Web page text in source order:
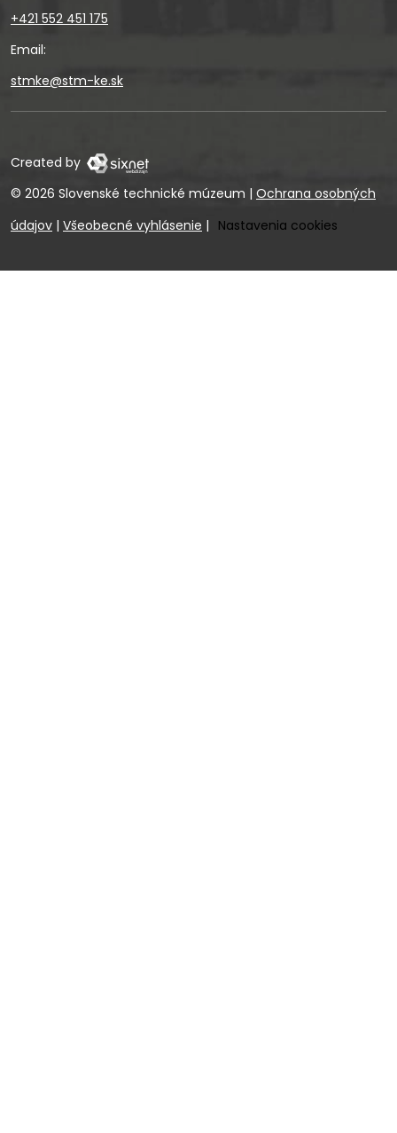
+421 552 451 175
Email:
stmke@stm-ke.sk
Created by
© 2026 Slovenské technické múzeum | Ochrana osobných
údajov | Všeobecné vyhlásenie | Nastavenia cookies